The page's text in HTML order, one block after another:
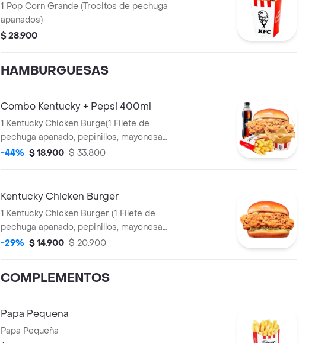
1 Pop Corn Grande (Trocitos de pechuga
apanados)
$ 28.900
HAMBURGUESAS
Combo Kentucky + Pepsi 400ml
1 Kentucky Chicken Burge(1 Filete de
pechuga apanado, pepinillos, mayonesa
premium y mantequilla) + 1 Papa Pequeña
-44% $ 18.900 $ 33.800
Kentucky Chicken Burger
1 Kentucky Chicken Burger (1 Filete de
pechuga apanado, pepinillos, mayonesa
premium y mantequilla)
-29% $ 14.900 $ 20.900
COMPLEMENTOS
Papa Pequena
Papa Pequeña